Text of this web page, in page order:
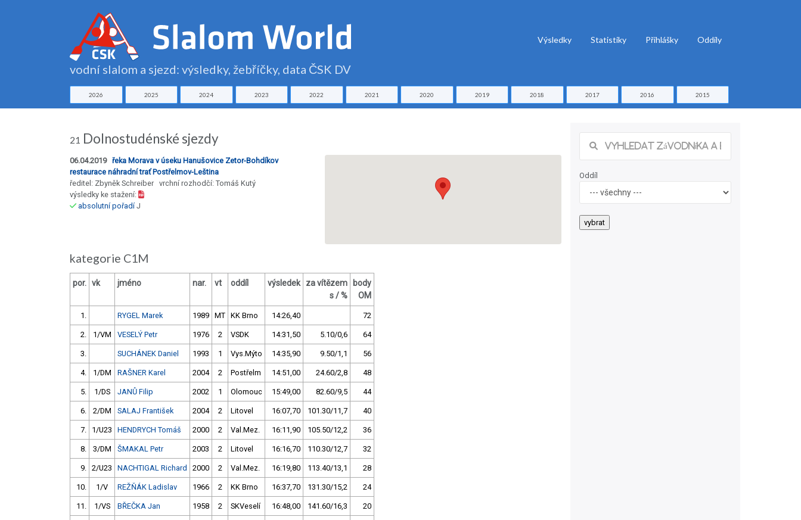
vodní slalom a sjezd: výsledky, žebříčky, data ČSK DV
Výsledky Statistiky Přihlášky Oddíly
2026 2025 2024 2023 2022 2021 2020 2019 2018 2017 2016 2015
21 Dolnostudénské sjezdy
06.04.2019 řeka Morava v úseku Hanušovice Zetor-Bohdíkov
restaurace náhradní trať Postřelmov-Leština
ředitel: Zbyněk Schreiber vrchní rozhodčí: Tomáš Kutý
výsledky ke stažení:
absolutní pořadíJ
kategorie C1M
por. vk jméno nar. vt oddíl výsledek
za vítězem
s / %
body
OM
1. RYGEL Marek 1989 MT KK Brno 14:26,40 72
2. 1/VM VESELÝ Petr 1976 2 VSDK 14:31,50 5.10/0,6 64
3. SUCHÁNEK Daniel 1993 1 Vys.Mýto 14:35,90 9.50/1,1 56
4. 1/DM RAŠNER Karel 2004 2 Postřelm 14:51,00 24.60/2,8 48
5. 1/DS JANŮ Filip 2002 1 Olomouc 15:49,00 82.60/9,5 44
6. 2/DM SALAJ František 2004 2 Litovel 16:07,70 101.30/11,7 40
7. 1/U23 HENDRYCH Tomáš 2000 2 Val.Mez. 16:11,90 105.50/12,2 36
8. 3/DM ŠMAKAL Petr 2003 2 Litovel 16:16,70 110.30/12,7 32
9. 2/U23 NACHTIGAL Richard 2000 2 Val.Mez. 16:19,80 113.40/13,1 28
10. 1/V REŽŇÁK Ladislav 1966 2 KK Brno 16:37,70 131.30/15,2 24
11. 1/VS BŘEČKA Jan 1958 2 SKVeselí 16:48,00 141.60/16,3 20
Oddíl